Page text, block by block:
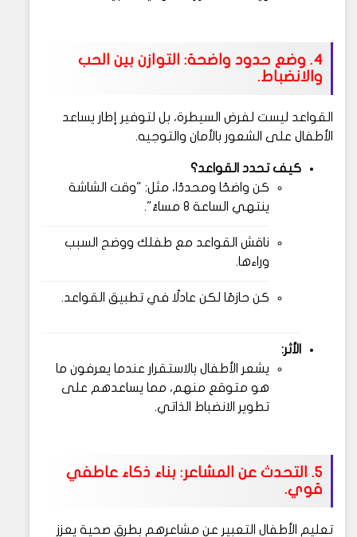
4. وضع حدود واضحة: التوازن بين الحب
والانضباط.
القواعد ليست لفرض السيطرة، بل لتوفير إطار يساعد
الأطفال على الشعور بالأمان والتوجيه.
كيف تحدد القواعد؟
كن واضحًا ومحددًا، مثل: "وقت الشاشة
ينتهي الساعة 8 مساءً".
ناقش القواعد مع طفلك ووضح السبب
وراءها.
كن حازمًا لكن عادلًا في تطبيق القواعد.
الأثر:
يشعر الأطفال بالاستقرار عندما يعرفون ما
هو متوقع منهم، مما يساعدهم على
تطوير الانضباط الذاتي.
5. التحدث عن المشاعر: بناء ذكاء عاطفي
قوي.
تعليم الأطفال التعبير عن مشاعرهم بطرق صحية يعزز